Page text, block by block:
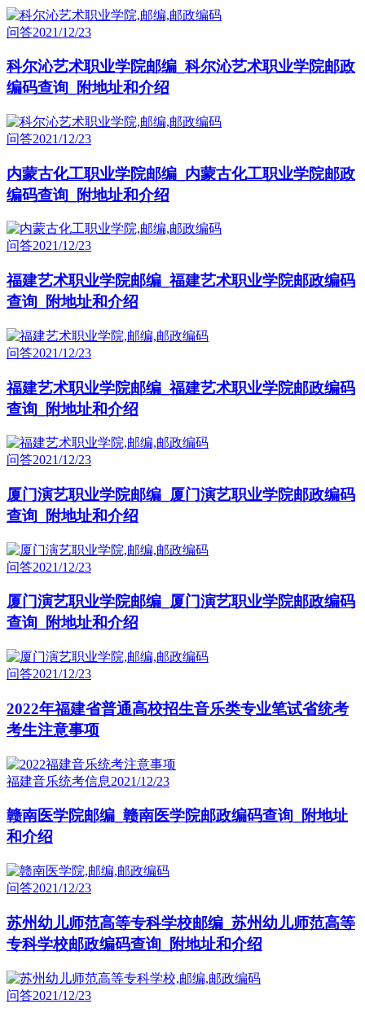
问答2021/12/23
科尔沁艺术职业学院邮编_科尔沁艺术职业学院邮政
编码查询_附地址和介绍
问答2021/12/23
内蒙古化工职业学院邮编_内蒙古化工职业学院邮政
编码查询_附地址和介绍
问答2021/12/23
福建艺术职业学院邮编_福建艺术职业学院邮政编码
查询_附地址和介绍
问答2021/12/23
福建艺术职业学院邮编_福建艺术职业学院邮政编码
查询_附地址和介绍
问答2021/12/23
厦门演艺职业学院邮编_厦门演艺职业学院邮政编码
查询_附地址和介绍
问答2021/12/23
厦门演艺职业学院邮编_厦门演艺职业学院邮政编码
查询_附地址和介绍
问答2021/12/23
2022年福建省普通高校招生音乐类专业笔试省统考
考生注意事项
福建音乐统考信息2021/12/23
赣南医学院邮编_赣南医学院邮政编码查询_附地址
和介绍
问答2021/12/23
苏州幼儿师范高等专科学校邮编_苏州幼儿师范高等
专科学校邮政编码查询_附地址和介绍
问答2021/12/23